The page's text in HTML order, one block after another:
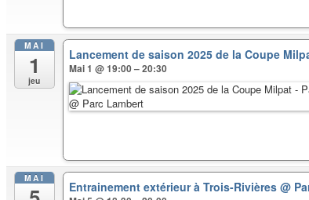
MAI
1
jeu
Lancement de saison 2025 de la Coupe
Mai 1 @ 19:00 – 20:30
MAI
Entrainement extérieur à Trois-Rivières@